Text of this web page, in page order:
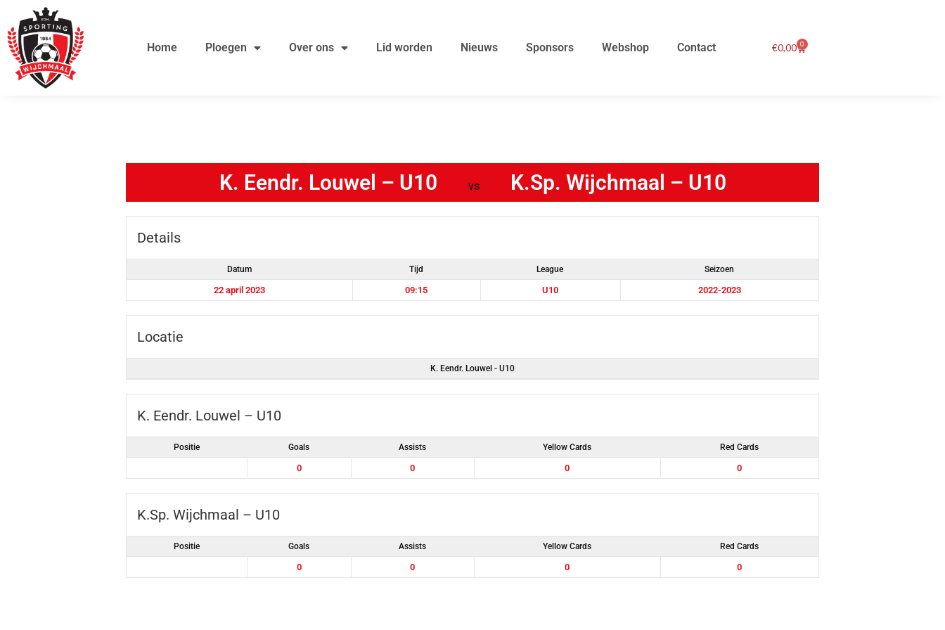
inhoud
naar
de
inhoud
Home Ploegen Over ons Lid worden Nieuws Sponsors Webshop Contact €0,00 0
Winkelwagen
K. Eendr. Louwel – U10 vs K.Sp. Wijchmaal – U10
Details
Datum Tijd League Seizoen
22 april 2023 09:15 U10 2022-2023
Locatie
K. Eendr. Louwel - U10
K. Eendr. Louwel – U10
Positie Goals Assists Yellow Cards Red Cards
0 0 0 0
K.Sp. Wijchmaal – U10
Positie Goals Assists Yellow Cards Red Cards
0 0 0 0